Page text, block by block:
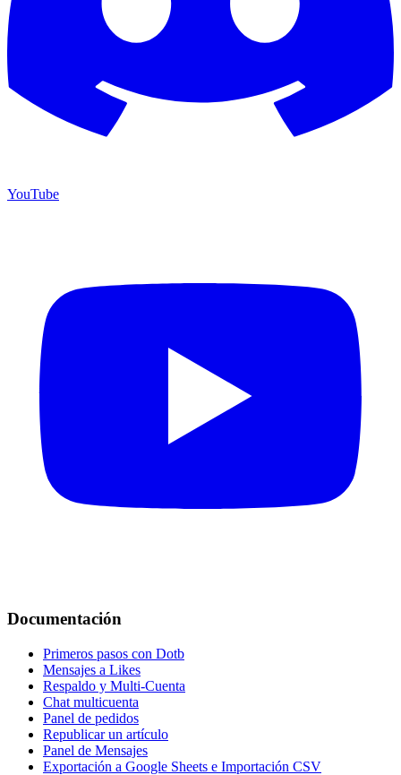
YouTube
Documentación
Primeros pasos con Dotb
Mensajes a Likes
Respaldo y Multi-Cuenta
Chat multicuenta
Panel de pedidos
Republicar un artículo
Panel de Mensajes
Exportación a Google Sheets e Importación CSV